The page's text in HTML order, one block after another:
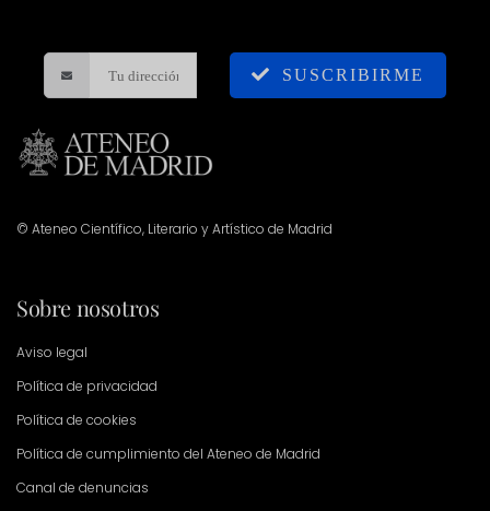
SUSCRIBIRME
© Ateneo Científico, Literario y Artístico de Madrid
Sobre nosotros
Aviso legal
Política de privacidad
Política de cookies
Política de cumplimiento del Ateneo de Madrid
Canal de denuncias